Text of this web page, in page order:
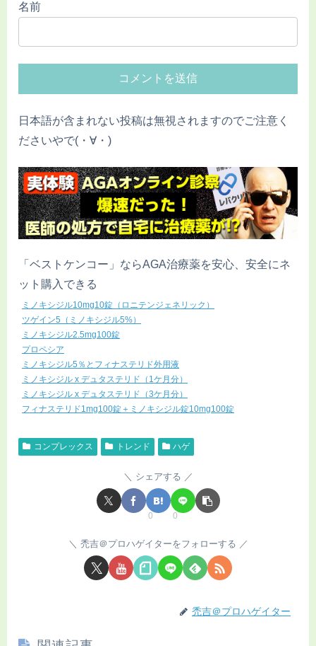
名前
日本語が含まれない投稿は無視されますのでご注意く
ださいやで(・∀・)
「ベストケンコー」ならAGA治療薬を安心、安全にネ
ット購入できる
ミノキシジル10mg10錠（ロニテンジェネリック）
ツゲイン5（ミノキシジル5%）
ミノキシジル2.5mg100錠
プロペシア
ミノキシジル5％とフィナステリド外用液
ミノキシジル x デュタステリド（1ケ月分）
ミノキシジル x デュタステリド（3ケ月分）
フィナステリド1mg100錠＋ミノキシジル錠10mg100錠
コンプレックス トレンド ハゲ
シェアする
0 0
禿吉＠プロハゲイターをフォローする
禿吉＠プロハゲイター